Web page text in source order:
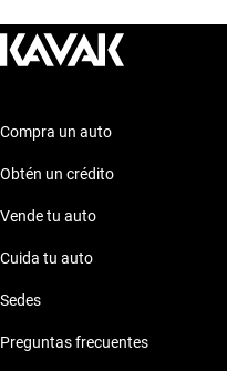
Compra un auto
Obtén un crédito
Vende tu auto
Cuida tu auto
Sedes
Preguntas frecuentes